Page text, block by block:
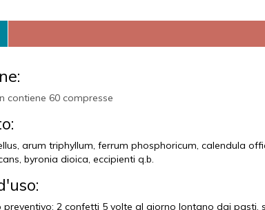
contiene 60 compresse
arum triphyllum, ferrum phosphoricum, calendula
byronia dioica, eccipienti q.b.
2 confetti 5 volte al giorno lontano dai